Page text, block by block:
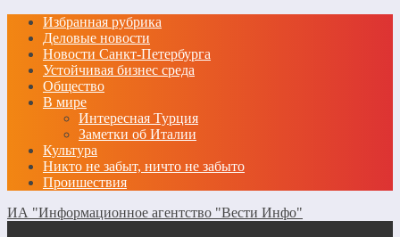
Избранная рубрика
Деловые новости
Новости Санкт-Петербурга
Устойчивая бизнес среда
Общество
В мире
Интересная Турция
Заметки об Италии
Культура
Никто не забыт, ничто не забыто
Проишествия
ИА "Информационное агентство "Вести Инфо"